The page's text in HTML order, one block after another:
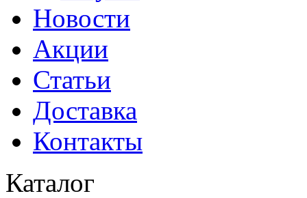
Новости
Акции
Статьи
Доставка
Контакты
Каталог